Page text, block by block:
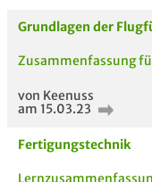
Grundlagen der
Zusammenfassung
von Keenuss
am 15.03.23
Fertigungstechnik